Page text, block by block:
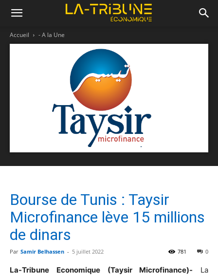
Accueil - A la Une
Bourse de Tunis : Taysir
Microfinance lève 15 millions
de dinars
Par Samir Belhassen - 5 juillet 2022 0
781
La-Tribune Economique (Taysir Microfinance)- La